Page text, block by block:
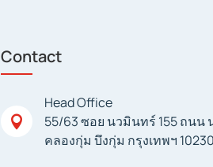
Contact

Head Office
55/63 ซอย นวมินทร์ 155 ถนน
คลองกุ่ม บึงกุ่ม กรุงเทพฯ 10230